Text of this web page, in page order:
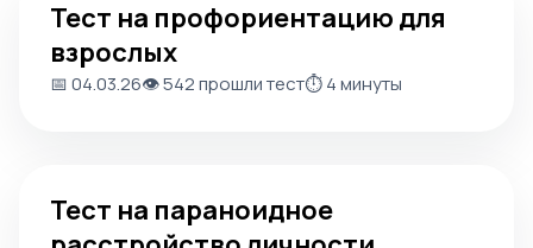
Тест на профориентацию для
взрослых
📅 04.03.26👁️ 542 прошли тест⏱️ 4 минуты
Тест на параноидное